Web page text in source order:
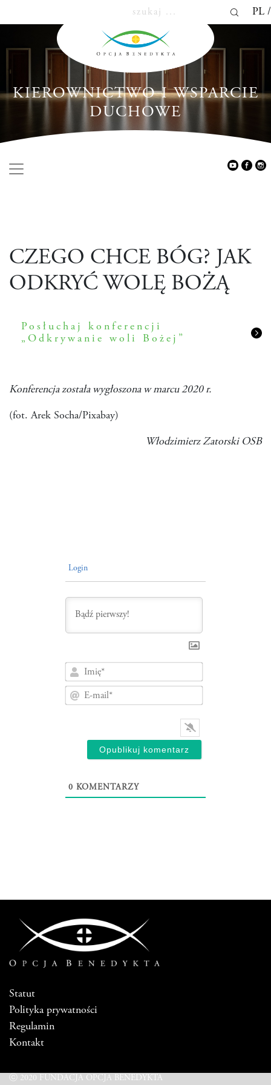
PL
KIEROWNICTWO I WSPARCIE
DUCHOWE
CZEGO CHCE BÓG? JAK
ODKRYĆ WOLĘ BOŻĄ
Posłuchaj konferencji
„Odkrywanie woli Bożej”
Konferencja została wygłoszona w marcu 2020 r.
(fot. Arek Socha/Pixabay)
Włodzimierz Zatorski OSB
Login
mail*
0 KOMENTARZY
Statut
Polityka prywatności
Regulamin
Kontakt
ⓒ 2020 FUNDACJA OPCJA BENEDYKTA